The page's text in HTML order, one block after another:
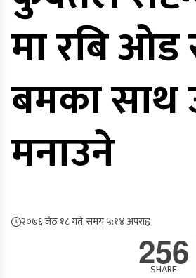
मा रबि ओड
बमका साथ
मनाउने
२०७६ जेठ १८ गते, समय ५:१४ अपराह्न
256
SHARE